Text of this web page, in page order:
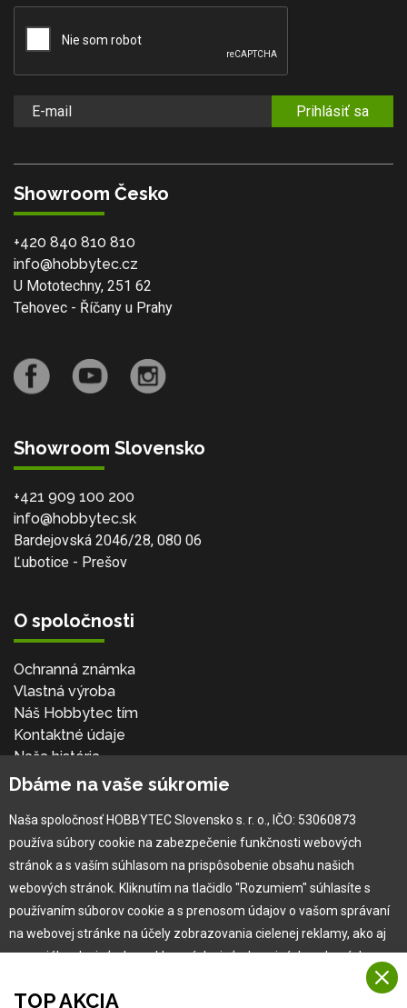
Prihlásiť sa
Showroom Česko
+420 840 810 810
info@hobbytec.cz
U Mototechny, 251 62
Tehovec - Říčany u Prahy
Showroom Slovensko
+421 909 100 200
info@hobbytec.sk
Bardejovská 2046/28, 080 06
Ľubotice - Prešov
O spoločnosti
Ochranná známka
Vlastná výroba
Náš Hobbytec tím
Kontaktné údaje
Naša história
Kariéra
Pre zákazníka
Garancia najlepšej ceny
Užívateľský manuál
Obchodné podmienky
Zákazník & partner
Novinky
TOP AKCIA
Dbáme na vaše súkromie
Naša spoločnosť HOBBYTEC Slovensko s. r. o., IČO: 53060873
používa súbory cookie na zabezpečenie funkčnosti webových
stránok a s vaším súhlasom na prispôsobenie obsahu našich
webových stránok. Kliknutím na tlačidlo "Rozumiem" súhlasíte s
používaním súborov cookie a s prenosom údajov o vašom správaní
na webovej stránke na účely zobrazovania cielenej reklamy, ako aj
na sociálnych sieťach a reklamných sieťach na iných webových